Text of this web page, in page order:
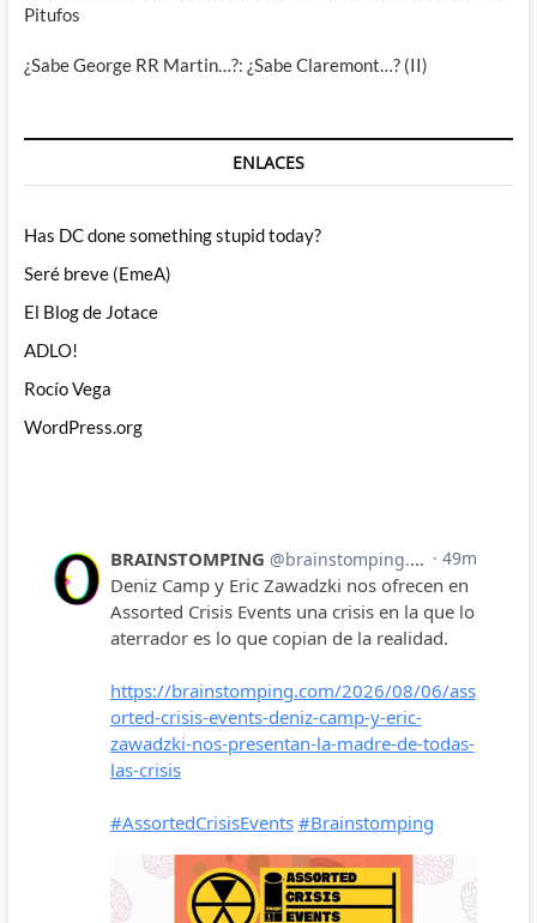
Pitufos
¿Sabe George RR Martin…?: ¿Sabe Claremont…? (II)
ENLACES
Has DC done something stupid today?
Seré breve (EmeA)
El Blog de Jotace
ADLO!
Rocío Vega
WordPress.org